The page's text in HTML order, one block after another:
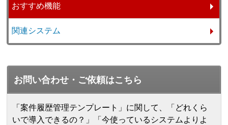
おすすめ機能
関連システム
お問い合わせ・ご依頼はこちら
「案件履歴管理テンプレート」に関して、「どれくら
いで導入できるの？」「今使っているシステムよりよ